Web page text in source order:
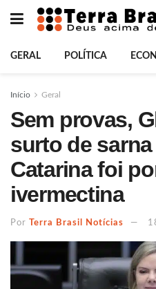
GERAL POLÍTICA
Início Geral
Sem provas,
surto de
Catarina foi
ivermectina
Por Terra Brasil Notícias